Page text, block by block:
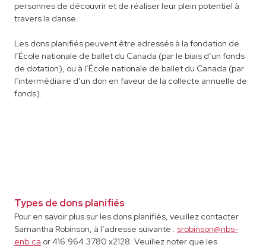
personnes de découvrir et de réaliser leur plein potentiel à
travers la danse.
Les dons planifiés peuvent être adressés à la fondation de
l’École nationale de ballet du Canada (par le biais d’un fonds
de dotation), ou à l’École nationale de ballet du Canada (par
l’intermédiaire d’un don en faveur de la collecte annuelle de
fonds).
Types de dons planifiés
Pour en savoir plus sur les dons planifiés, veuillez contacter
Samantha Robinson, à l’adresse suivante : srobinson@nbs-
enb.ca or 416.964.3780 x2128. Veuillez noter que les